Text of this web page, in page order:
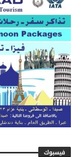
فيسبوك